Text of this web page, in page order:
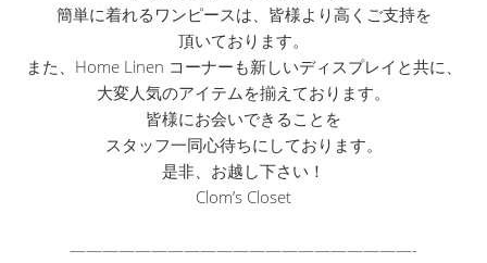
簡単に着れるワンピースは、皆様より高くご支持を
頂いております。
また、Home Linen コーナーも新しいディスプレイと共に、
大変人気のアイテムを揃えております。
皆様にお会いできることを
スタッフ一同心待ちにしております。
是非、お越し下さい！
Clom’s Closet
—————————————————————-